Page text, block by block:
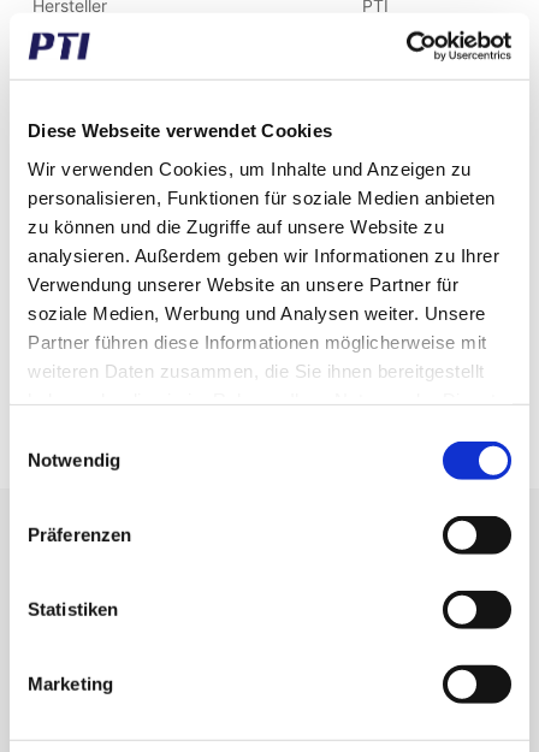
Diese Webseite verwendet Cookies
Wir verwenden Cookies, um Inhalte und Anzeigen zu
personalisieren, Funktionen für soziale Medien anbieten
zu können und die Zugriffe auf unsere Website zu
analysieren. Außerdem geben wir Informationen zu Ihrer
Verwendung unserer Website an unsere Partner für
soziale Medien, Werbung und Analysen weiter. Unsere
Partner führen diese Informationen möglicherweise mit
weiteren Daten zusammen, die Sie ihnen bereitgestellt
Notwendig
Präferenzen
Statistiken
Marketing
Hersteller PTI
Gewicht (gramm) 1.000,00
GTIN / EAN 5713188382381
Taper Art 1610
Spuren 3
Scheibendurchmesser NORM (mm) 90
Erhalten Sie unseren Newsletter
Anmelden